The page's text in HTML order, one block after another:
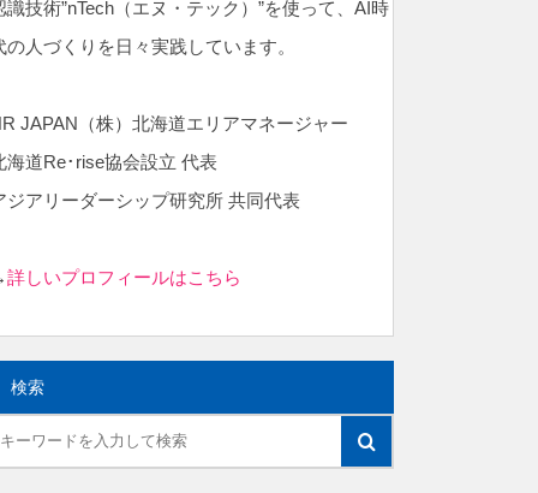
識技術”nTech（エヌ・テック）”を使って、AI時
の人づくりを日々実践しています。
JAPAN（株）北海道エリアマネージャー
海道Re･rise協会設立 代表
ジアリーダーシップ研究所 共同代表
詳しいプロフィールはこちら
検索